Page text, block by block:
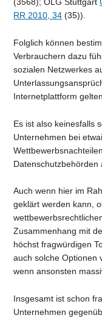
RR 2010, 34 (35)).
Folglich können
Verbrauchern dazu
sozialen Netzwerkes
Internetplattform
Es ist also keinesfalls
Unternehmen bei
Datenschutzbehörden
Auch wenn hier im
geklärt werden kann,
Zusammenhang mit
höchst fragwürdigen
auch solche Optionen
wenn ansonsten
Insgesamt ist schon
Unternehmen